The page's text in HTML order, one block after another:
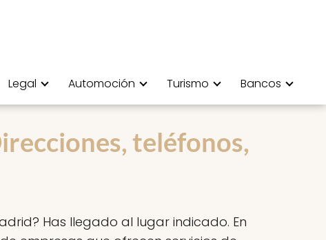
Legal Automoción Turismo Bancos
teléfonos,
Has llegado al lugar indicado. En